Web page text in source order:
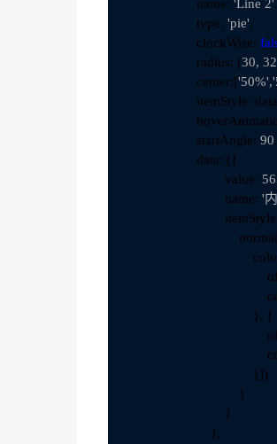
                    name:
'Line 2',
                    type:
'pie',
                    clockWise:
                    radius: [
30, 32
                    center:[
itemStyle:
                    startAngle:
90,
                    data: [{
                            value:
                            name:
'
                                    }, {
                                    }])
                                }
                            }
                        },